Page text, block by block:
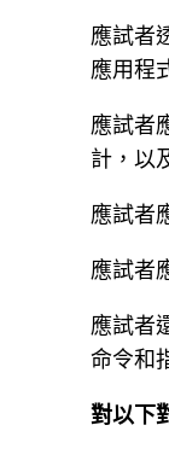
應試者
應用程
應試者
計，以
應試者
應試者
應試者
命令和
對以下